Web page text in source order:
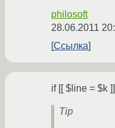
philosoft
28.06.2011
Ссылка
if [[ $line = $k ]]
Tip